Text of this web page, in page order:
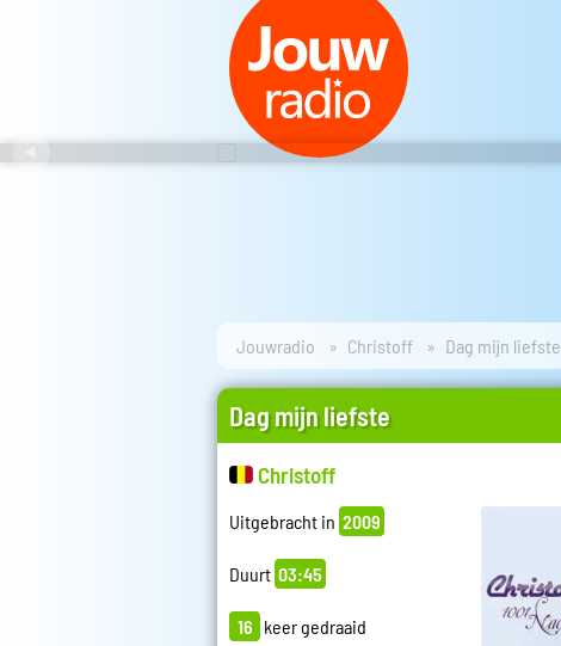
Jouwradio Christoff Dag mijn liefste
Dag mijn liefste
Christoff
Uitgebracht in 2009
Duurt 03:45
16 keer gedraaid